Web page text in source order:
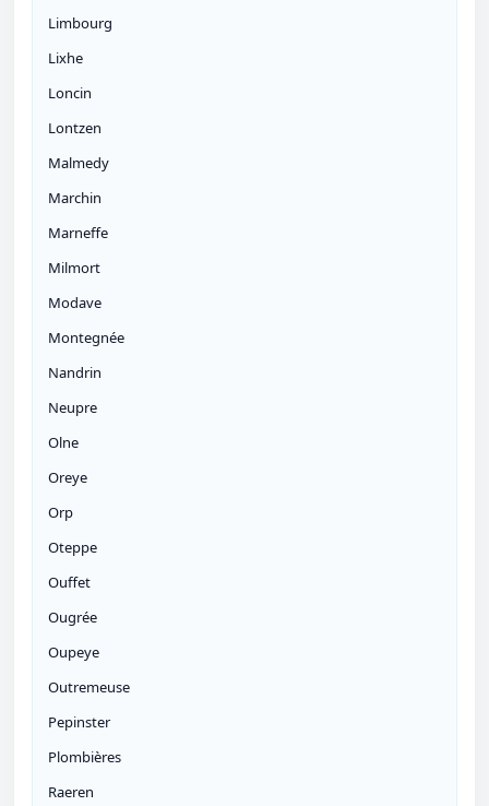
Limbourg
Lixhe
Loncin
Lontzen
Malmedy
Marchin
Marneffe
Milmort
Modave
Montegnée
Nandrin
Neupre
Olne
Oreye
Orp
Oteppe
Ouffet
Ougrée
Oupeye
Outremeuse
Pepinster
Plombières
Raeren